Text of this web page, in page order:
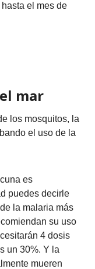
el mes de
mar
los mosquitos, la
el uso de la
es
puedes decirle
la malaria más
su uso
4 dosis
un 30%. Y la
mueren